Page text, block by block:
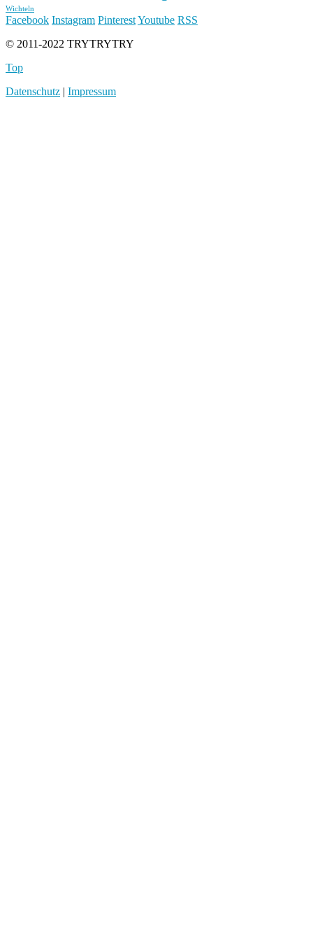
Wichteln
Facebook Instagram PinterestYoutube RSS
© 2011-2022 TRYTRYTRY
Top
Datenschutz | Impressum